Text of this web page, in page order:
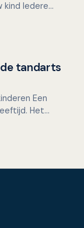
kind Iedere
tandarts
Een
Het